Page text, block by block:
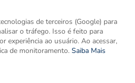
de terceiros (Google) para
o tráfego. Isso é feito para
experiência ao usuário. Ao acessar,
de monitoramento. Saiba Mais